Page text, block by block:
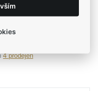
šperkům
4 prodejen